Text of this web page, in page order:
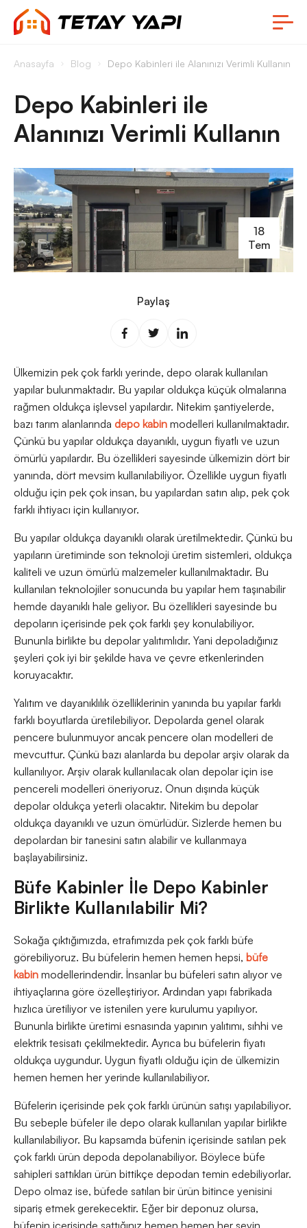
Anasayfa Blog Depo Kabinleri ile Alanınızı Verimli Kullanın
Depo Kabinleri ile
Alanınızı Verimli Kullanın
18
Tem
Paylaş
Ülkemizin pek çok farklı yerinde, depo olarak kullanılan
yapılar bulunmaktadır. Bu yapılar oldukça küçük olmalarına
rağmen oldukça işlevsel yapılardır. Nitekim şantiyelerde,
bazı tarım alanlarında depo kabin modelleri kullanılmaktadır.
Çünkü bu yapılar oldukça dayanıklı, uygun fiyatlı ve uzun
ömürlü yapılardır. Bu özellikleri sayesinde ülkemizin dört bir
yanında, dört mevsim kullanılabiliyor. Özellikle uygun fiyatlı
olduğu için pek çok insan, bu yapılardan satın alıp, pek çok
farklı ihtiyacı için kullanıyor.
Bu yapılar oldukça dayanıklı olarak üretilmektedir. Çünkü bu
yapıların üretiminde son teknoloji üretim sistemleri, oldukça
kaliteli ve uzun ömürlü malzemeler kullanılmaktadır. Bu
kullanılan teknolojiler sonucunda bu yapılar hem taşınabilir
hemde dayanıklı hale geliyor. Bu özellikleri sayesinde bu
depoların içerisinde pek çok farklı şey konulabiliyor.
Bununla birlikte bu depolar yalıtımlıdır. Yani depoladığınız
şeyleri çok iyi bir şekilde hava ve çevre etkenlerinden
koruyacaktır.
Yalıtım ve dayanıklılık özelliklerinin yanında bu yapılar farklı
farklı boyutlarda üretilebiliyor. Depolarda genel olarak
pencere bulunmuyor ancak pencere olan modelleri de
mevcuttur. Çünkü bazı alanlarda bu depolar arşiv olarak da
kullanılıyor. Arşiv olarak kullanılacak olan depolar için ise
pencereli modelleri öneriyoruz. Onun dışında küçük
depolar oldukça yeterli olacaktır. Nitekim bu depolar
oldukça dayanıklı ve uzun ömürlüdür. Sizlerde hemen bu
depolardan bir tanesini satın alabilir ve kullanmaya
başlayabilirsiniz.
Büfe Kabinler İle Depo Kabinler
Birlikte Kullanılabilir Mi?
Sokağa çıktığımızda, etrafımızda pek çok farklı büfe
görebiliyoruz. Bu büfelerin hemen hemen hepsi, büfe
kabin modellerindendir. İnsanlar bu büfeleri satın alıyor ve
ihtiyaçlarına göre özelleştiriyor. Ardından yapı fabrikada
hızlıca üretiliyor ve istenilen yere kurulumu yapılıyor.
Bununla birlikte üretimi esnasında yapının yalıtımı, sıhhi ve
elektrik tesisatı çekilmektedir. Ayrıca bu büfelerin fiyatı
oldukça uygundur. Uygun fiyatlı olduğu için de ülkemizin
hemen hemen her yerinde kullanılabiliyor.
Büfelerin içerisinde pek çok farklı ürünün satışı yapılabiliyor.
Bu sebeple büfeler ile depo olarak kullanılan yapılar birlikte
kullanılabiliyor. Bu kapsamda büfenin içerisinde satılan pek
çok farklı ürün depoda depolanabiliyor. Böylece büfe
sahipleri sattıkları ürün bittikçe depodan temin edebiliyorlar.
Depo olmaz ise, büfede satılan bir ürün bitince yenisini
sipariş etmek gerekecektir. Eğer bir deponuz olursa,